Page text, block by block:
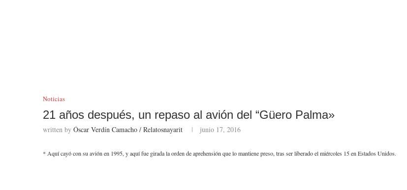
Noticias
21 años después, un repaso al avión del “Güero Palma»
written by Óscar Verdín Camacho / Relatosnayarit junio 17, 2016
* Aquí cayó con su avión en 1995, y aquí fue girada la orden de aprehensión que lo mantiene preso, tras ser liberado el miércoles 15 en Estados Unidos.